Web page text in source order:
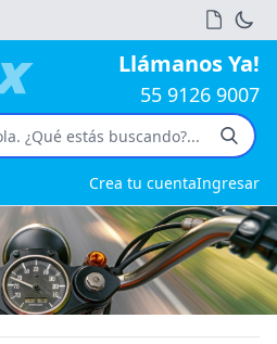
Llámanos Ya!
55 9126 9007
Crea tu cuentaIngresar